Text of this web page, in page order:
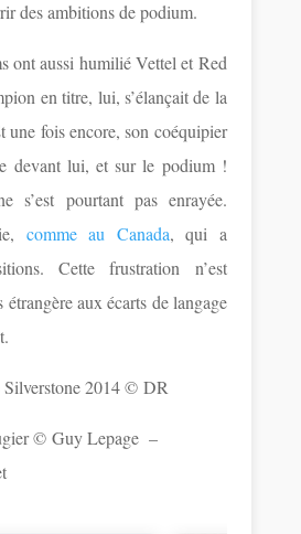
des ambitions de podium.
ont aussi humilié Vettel et Red
en titre, lui, s’élançait de la
une fois encore, son coéquipier
devant lui, et sur le podium !
s’est pourtant pas enrayée.
comme au Canada, qui a
Cette frustration n’est
étrangère aux écarts de langage
2014 © DR
© Guy Lepage –